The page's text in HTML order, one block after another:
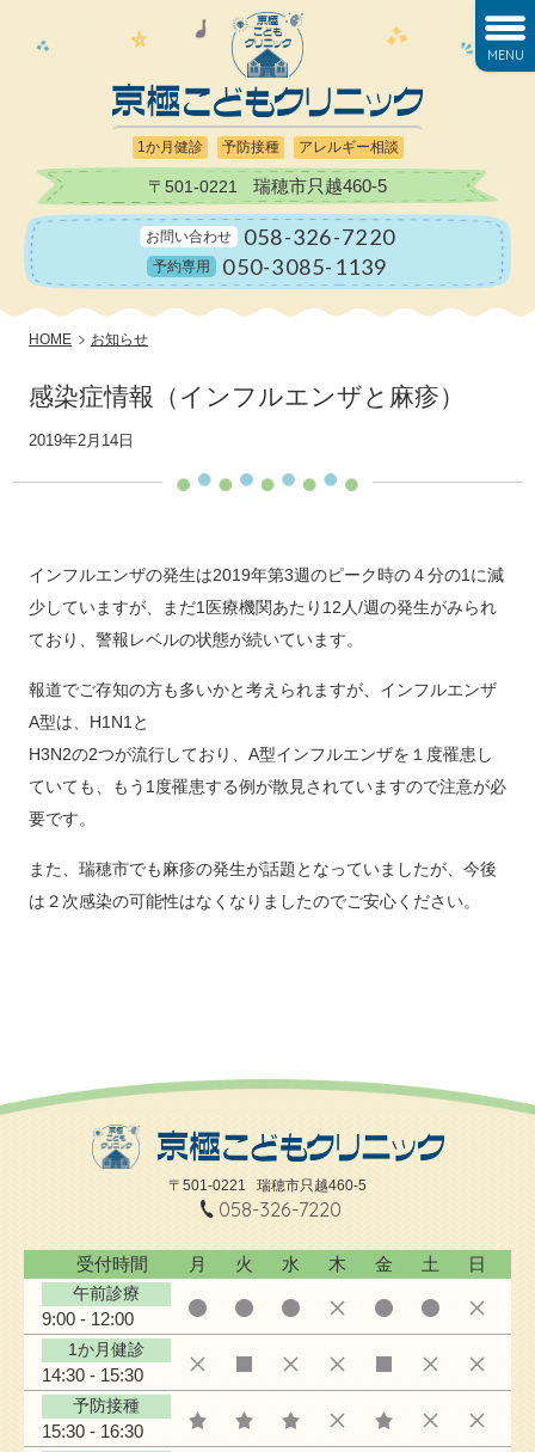
1か月健診 予防接種 アレルギー相談
〒501-0221 瑞穂市只越460-5
お問い合わせ 058-326-7220
予約専用 050-3085-1139
MENU
HOME お知らせ
感染症情報（インフルエンザと麻疹）
2019年2月14日
インフルエンザの発生は2019年第3週のピーク時の４分の1に減
少していますが、まだ1医療機関あたり12人/週の発生がみられ
ており、警報レベルの状態が続いています。
報道でご存知の方も多いかと考えられますが、インフルエンザ
A型は、H1N1と
H3N2の2つが流行しており、A型インフルエンザを１度罹患し
ていても、もう1度罹患する例が散見されていますので注意が必
要です。
また、瑞穂市でも麻疹の発生が話題となっていましたが、今後
は２次感染の可能性はなくなりましたのでご安心ください。
〒501-0221 瑞穂市只越460-5
058-326-7220
受付時間 月 火 水 木 金 土 日
午前診療
9:00 - 12:00
1か月健診
14:30 - 15:30
予防接種
15:30 - 16:30